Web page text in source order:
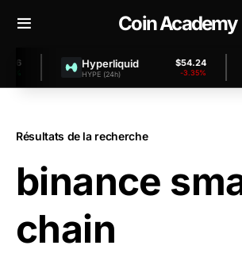
Coin Academy
Hyperliquid
HYPE (24h)
Résultats de la recherche
binance
chain